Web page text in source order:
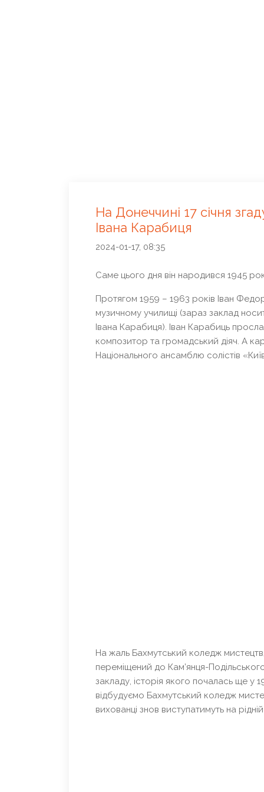
На Донеччині 17 січня
Івана Карабиця
2024-01-17, 08:35
Саме цього дня він народився 1945
Протягом 1959 – 1963 років Іван
музичному училищі (зараз заклад
Івана Карабиця). Іван Карабиць
композитор та громадський діяч. А
Національного ансамблю солістів
На жаль Бахмутський коледж
переміщений до Кам’янця-
закладу, історія якого почалась ще у
відбудуємо Бахмутський коледж
вихованці знов виступатимуть на